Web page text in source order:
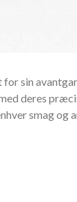
sin
deres
smag